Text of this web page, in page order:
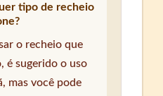
tipo de recheio
o recheio que
é sugerido o uso
mas você pode